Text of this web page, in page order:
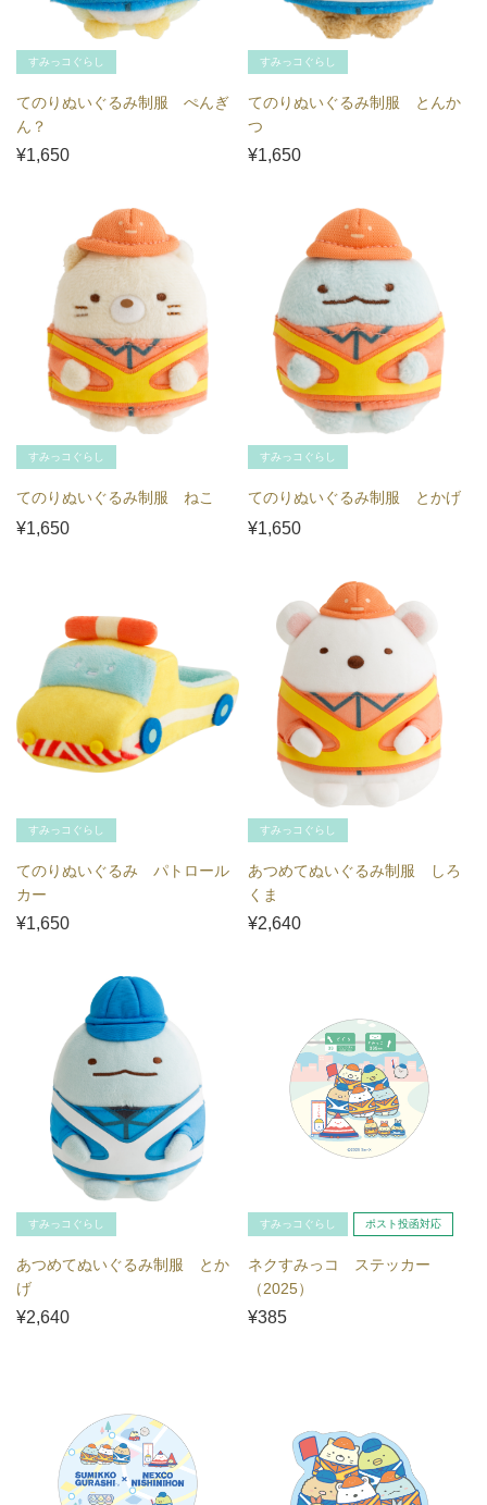
すみっコぐらし
てのりぬいぐるみ制服 ぺんぎ
ん？
¥1,650
すみっコぐらし
てのりぬいぐるみ制服 とんか
つ
¥1,650
すみっコぐらし
てのりぬいぐるみ制服 ねこ
¥1,650
すみっコぐらし
てのりぬいぐるみ制服 とかげ
¥1,650
すみっコぐらし
てのりぬいぐるみ パトロール
カー
¥1,650
すみっコぐらし
あつめてぬいぐるみ制服 しろ
くま
¥2,640
すみっコぐらし
あつめてぬいぐるみ制服 とか
げ
¥2,640
すみっコぐらし ポスト投函対応
ネクすみっコ ステッカー
（2025）
¥385